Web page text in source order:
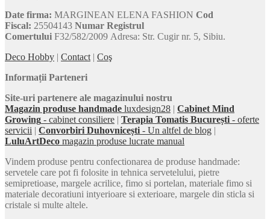
Date firma: MARGINEAN ELENA FASHION Cod
Fiscal: 25504143 Numar Registrul
Comertului F32/582/2009 Adresa: Str. Cugir nr. 5, Sibiu.
Deco Hobby | Contact | Coş
Informații Parteneri
Site-uri partenere ale magazinului nostru
Magazin produse handmade luxdesign28 | Cabinet Mind
Growing - cabinet consiliere | Terapia Tomatis București - oferte
servicii | Convorbiri Duhovnicești - Un altfel de blog |
LuluArtDeco magazin produse lucrate manual
Vindem produse pentru confectionarea de produse handmade:
servetele care pot fi folosite in tehnica servetelului, pietre
semipretioase, margele acrilice, fimo si portelan, materiale fimo si
materiale decoratiuni intyerioare si exterioare, margele din sticla si
cristale si multe altele.